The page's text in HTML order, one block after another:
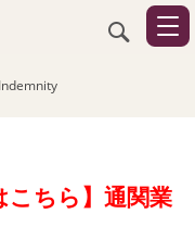
ちら】通関業